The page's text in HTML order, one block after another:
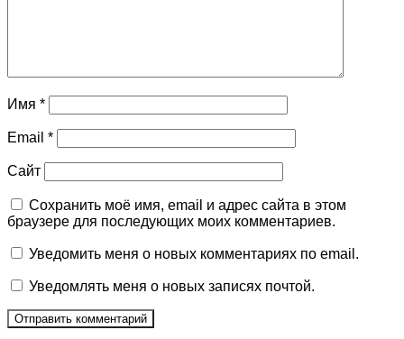
Имя *
Email *
Сайт
Сохранить моё имя, email и адрес сайта в этом
браузере для последующих моих комментариев.
Уведомить меня о новых комментариях по email.
Уведомлять меня о новых записях почтой.